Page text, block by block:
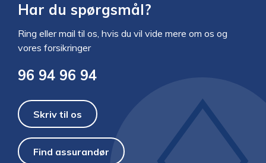
Har du spørgsmål?
Ring eller mail til os, hvis du vil vide mere om os og
vores forsikringer
96 94 96 94
Skriv til os
Find assurandør